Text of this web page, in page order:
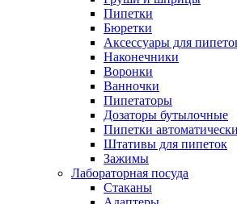
Пипетки
Бюретки
Аксессуары для
Наконечники
Воронки
Ванночки
Пипетаторы
Дозаторы бутылочные
Пипетки
Штативы для пипеток
Зажимы
Лабораторная посуда
Стаканы